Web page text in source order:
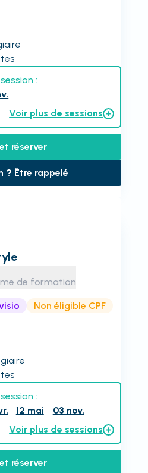
:
Voir plus de sessions
réserver
? Être rappelé
de formation
Non éligible CPF
:
12 mai
03 nov.
Voir plus de sessions
réserver